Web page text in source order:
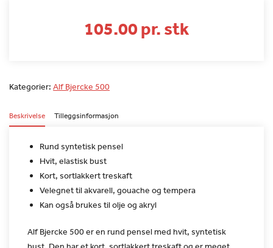
105.00 pr. stk
Kategorier: Alf Bjercke 500
Beskrivelse Tilleggsinformasjon
Rund syntetisk pensel
Hvit, elastisk bust
Kort, sortlakkert treskaft
Velegnet til akvarell, gouache og tempera
Kan også brukes til olje og akryl
Alf Bjercke 500 er en rund pensel med hvit, syntetisk